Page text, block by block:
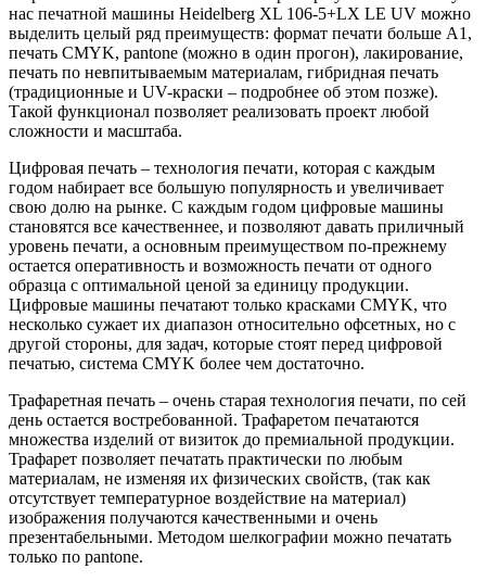
нас печатной машины Heidelberg XL 106-5+LX LE UV можно
выделить целый ряд преимуществ: формат печати больше А1,
печать CMYK, pantone (можно в один прогон), лакирование,
печать по невпитываемым материалам, гибридная печать
(традиционные и UV-краски – подробнее об этом позже).
Такой функционал позволяет реализовать проект любой
сложности и масштаба.
Цифровая печать – технология печати, которая с каждым
годом набирает все большую популярность и увеличивает
свою долю на рынке. С каждым годом цифровые машины
становятся все качественнее, и позволяют давать приличный
уровень печати, а основным преимуществом по-прежнему
остается оперативность и возможность печати от одного
образца с оптимальной ценой за единицу продукции.
Цифровые машины печатают только красками CMYK, что
несколько сужает их диапазон относительно офсетных, но с
другой стороны, для задач, которые стоят перед цифровой
печатью, система CMYK более чем достаточно.
Трафаретная печать – очень старая технология печати, по сей
день остается востребованной. Трафаретом печатаются
множества изделий от визиток до премиальной продукции.
Трафарет позволяет печатать практически по любым
материалам, не изменяя их физических свойств, (так как
отсутствует температурное воздействие на материал)
изображения получаются качественными и очень
презентабельными. Методом шелкографии можно печатать
только по pantone.